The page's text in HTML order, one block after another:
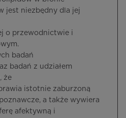
jest niezbędny dla jej
o przewodnictwie i
badań
badań z udziałem
że
istotnie zaburzoną
a także wywiera
afektywną i